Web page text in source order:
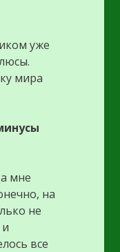
уже
мира
мне
на
не
все